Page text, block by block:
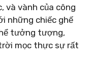
và vành của công
những chiếc ghế
tưởng tượng,
mọc thực sự rất